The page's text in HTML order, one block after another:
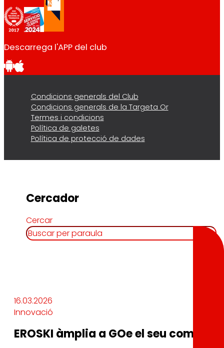
Descarrega l'APP del club
Condicions generals del Club
Condicions generals de la Targeta Or
Termes i condicions
Política de galetes
Política de protecció de dades
Cercador
Cercar
16.03.2026
Innovació
EROSKI àmplia a GOe el seu